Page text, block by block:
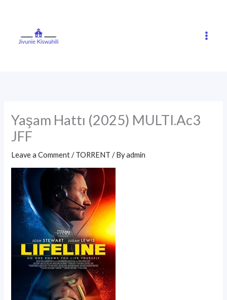
Yaşam Hattı (2025) MULTI.Ac3
JFF
Leave a Comment /TORRENT / Byadmin